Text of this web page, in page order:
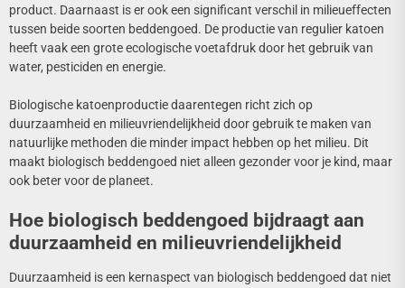
product. Daarnaast is er ook een significant verschil in milieueffecten
tussen beide soorten beddengoed. De productie van regulier katoen
heeft vaak een grote ecologische voetafdruk door het gebruik van
water, pesticiden en energie.
Biologische katoenproductie daarentegen richt zich op
duurzaamheid en milieuvriendelijkheid door gebruik te maken van
natuurlijke methoden die minder impact hebben op het milieu. Dit
maakt biologisch beddengoed niet alleen gezonder voor je kind, maar
ook beter voor de planeet.
Hoe biologisch beddengoed bijdraagt aan
duurzaamheid en milieuvriendelijkheid
Duurzaamheid is een kernaspect van biologisch beddengoed dat niet